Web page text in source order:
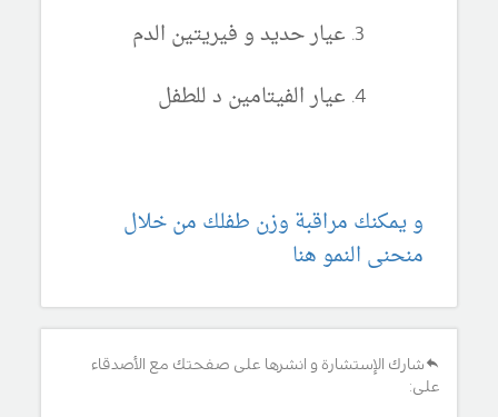
عيار حديد و فيريتين الدم
عيار الفيتامين د للطفل
و يمكنك مراقبة وزن طفلك من خلال
منحنى النمو هنا
شارك الإستشارة و انشرها على صفحتك مع الأصدقاء
على: